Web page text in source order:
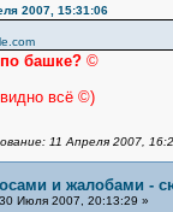
2007, 15:31:06
башке?©
всё ©)
11 Апреля 2007,
и жалобами -
Июля 2007, 20:13:29 »